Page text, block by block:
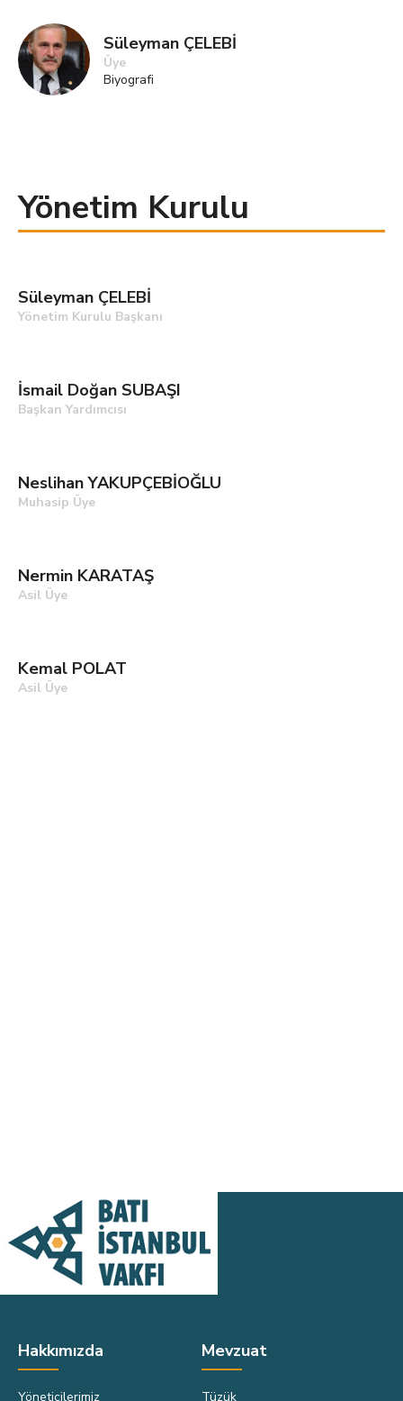
Süleyman ÇELEBİ
Üye
Biyografi
Yönetim Kurulu
Süleyman ÇELEBİ
Yönetim Kurulu Başkanı
İsmail Doğan SUBAŞI
Başkan Yardımcısı
Neslihan YAKUPÇEBİOĞLU
Muhasip Üye
Nermin KARATAŞ
Asil Üye
Kemal POLAT
Asil Üye
Dipnot
Hakkımızda
Yöneticilerimiz
Mevzuat
Tüzük